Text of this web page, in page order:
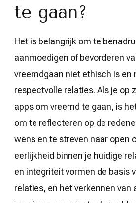
te gaan?
Het is belangrijk om te
aanmoedigen of bevorderen
vreemdgaan niet ethisch is en
respectvolle relaties. Als je op
apps om vreemd te gaan, is
om te reflecteren op de
wens en te streven naar open
eerlijkheid binnen je huidige
en integriteit vormen de basis
relaties, en het verkennen van